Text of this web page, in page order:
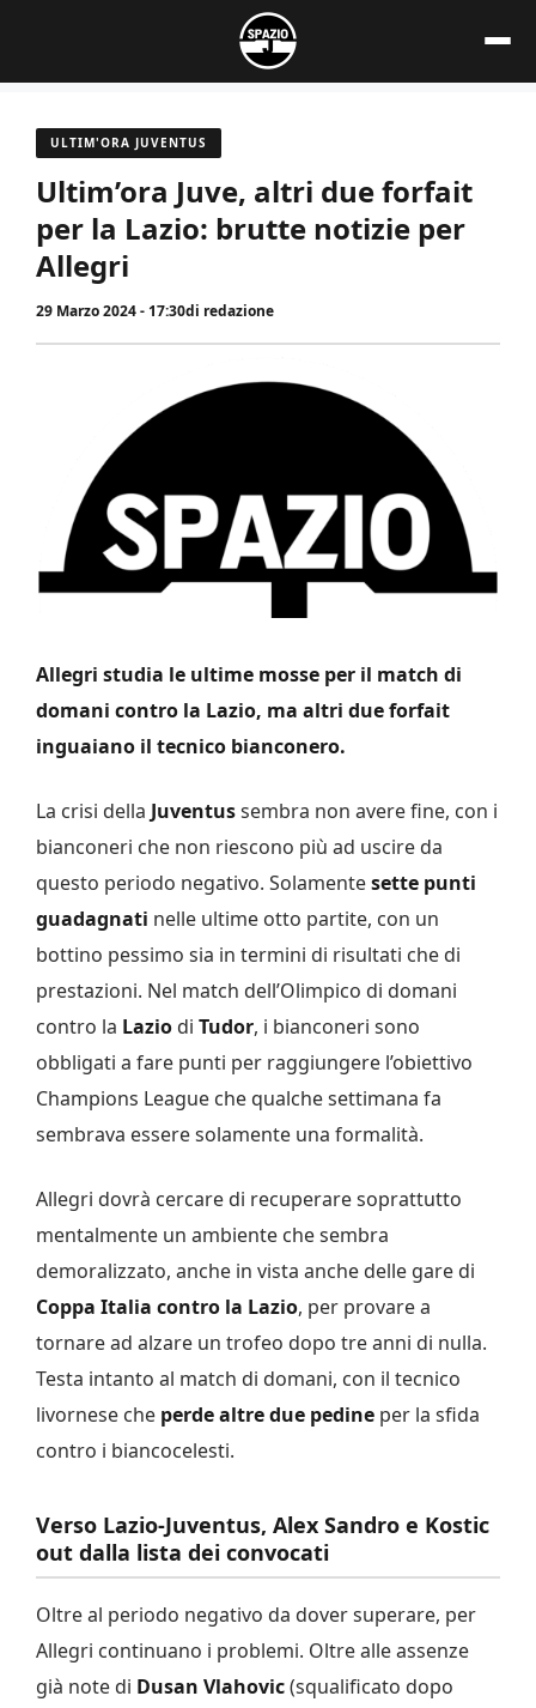
contenuto
ULTIM'ORA JUVENTUS
Ultim’ora Juve, altri due forfait
per la Lazio: brutte notizie per
Allegri
29 Marzo 2024 - 17:30di redazione
Allegri studia le ultime mosse per il match di
domani contro la Lazio, ma altri due forfait
inguaiano il tecnico bianconero.
La crisi della Juventussembra non avere fine, con i
bianconeri che non riescono più ad uscire da
questo periodo negativo. Solamentesette punti
guadagnati nelle ultime otto partite, con un
bottino pessimo sia in termini di risultati che di
prestazioni. Nel match dell’Olimpico di domani
contro la Lazio di Tudor, i bianconeri sono
obbligati a fare punti per raggiungere l’obiettivo
Champions League che qualche settimana fa
sembrava essere solamente una formalità.
Allegri dovrà cercare di recuperare soprattutto
mentalmente un ambiente che sembra
demoralizzato, anche in vista anche delle gare di
Coppa Italia contro la Lazio, per provare a
tornare ad alzare un trofeo dopo tre anni di nulla.
Testa intanto al match di domani, con il tecnico
livornese che perde altre due pedine per la sfida
contro i biancocelesti.
Verso Lazio-Juventus, Alex Sandro e Kostic
out dalla lista dei convocati
Oltre al periodo negativo da dover superare, per
Allegri continuano i problemi. Oltre alle assenze
già note di Dusan Vlahovic(squalificato dopo